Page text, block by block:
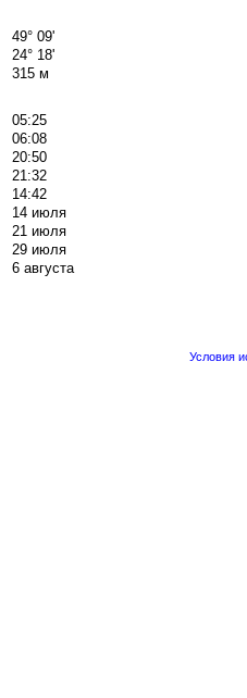
49° 09'
24° 18'
315 м
05:25
06:08
20:50
21:32
14:42
14 июля
21 июля
29 июля
6 августа
Условия